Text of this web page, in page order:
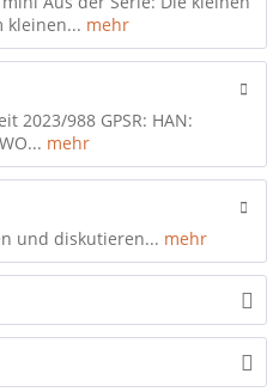
kleinen... mehr
2023/988 GPSR: HAN:
mehr
und diskutieren... mehr